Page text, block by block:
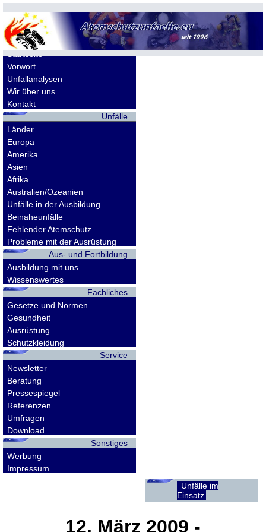
Allgemeines
Startseite
Vorwort
Unfallanalysen
Wir über uns
Kontakt
Unfälle
Länder
Europa
Amerika
Asien
Afrika
Australien/Ozeanien
Unfälle in der Ausbildung
Beinaheunfälle
Fehlender Atemschutz
Probleme mit der Ausrüstung
Aus- und Fortbildung
Ausbildung mit uns
Wissenswertes
Fachliches
Gesetze und Normen
Gesundheit
Ausrüstung
Schutzkleidung
Service
Newsletter
Beratung
Pressespiegel
Referenzen
Umfragen
Download
Sonstiges
Werbung
Impressum
Unfälle im
Einsatz
12. März 2009 -